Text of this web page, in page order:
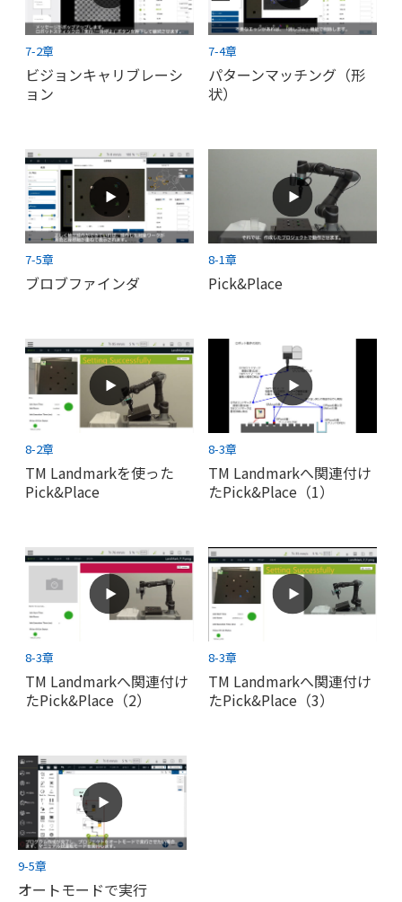
7-2章
ビジョンキャリブレーシ
ョン
7-4章
パターンマッチング（形
状）
7-5章
ブロブファインダ
8-1章
Pick&Place
8-2章
TM Landmarkを使った
Pick&Place
8-3章
TM Landmarkへ関連付け
たPick&Place（1）
8-3章
TM Landmarkへ関連付け
たPick&Place（2）
8-3章
TM Landmarkへ関連付け
たPick&Place（3）
9-5章
オートモードで実行